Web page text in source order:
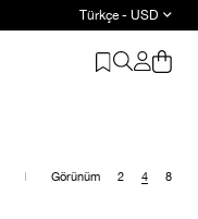
Türkçe - USD